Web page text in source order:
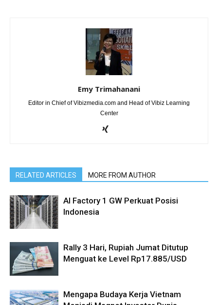
Emy Trimahanani
Editor in Chief of Vibizmedia.com and Head of Vibiz Learning
Center
RELATED ARTICLES MORE FROM AUTHOR
AI Factory 1 GW Perkuat Posisi
Indonesia
Rally 3 Hari, Rupiah Jumat Ditutup
Menguat ke Level Rp17.885/USD
Mengapa Budaya Kerja Vietnam